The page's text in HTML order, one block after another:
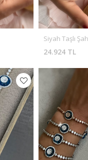
Siyah Taşlı
24.924 TL